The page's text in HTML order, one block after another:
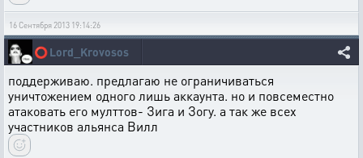
16 Сентября 2013 19:14:26
⭕Lord_Krovosos
поддерживаю. предлагаю не ограничиваться
уничтожением одного лишь аккаунта. но и повсеместно
атаковать его мулттов- Зига и Зогу. а так же всех
участников альянса Вилл